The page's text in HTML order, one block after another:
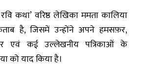
कथा’ वरिष्ठ लेखिका ममता कालिया
है, जिसमें उन्होंने अपने हमसफ़र,
एवं कई उल्लेखनीय पत्रिकाओं के
को याद किया है।